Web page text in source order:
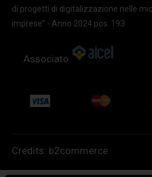
di progetti di digitalizzazione nelle
imprese” - Anno 2024 pos. 193
Associato
Credits: b2commerce